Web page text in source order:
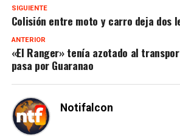
SIGUIENTE
Colisión entre moto y carro deja dos
ANTERIOR
«El Ranger» tenía azotado al
pasa por Guaranao
Notifalcon